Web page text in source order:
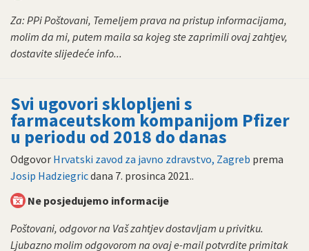
Za: PPi Poštovani, Temeljem prava na pristup informacijama,
molim da mi, putem maila sa kojeg ste zaprimili ovaj zahtjev,
dostavite slijedeće info...
Svi ugovori sklopljeni s
farmaceutskom kompanijom Pfizer
u periodu od 2018 do danas
Odgovor Hrvatski zavod za javno zdravstvo, Zagreb prema
Josip Hadziegricdana 7. prosinca 2021..
Ne posjedujemo informacije
Poštovani, odgovor na Vaš zahtjev dostavljam u privitku.
Ljubazno molim odgovorom na ovaj e-mail potvrdite primitak